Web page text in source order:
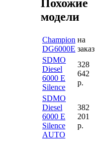
Похожие
модели
Champion
DG6000E
на
заказ
SDMO
Diesel
6000 E
Silence
328
642
р.
SDMO
Diesel
6000 E
Silence
AUTO
382
201
р.